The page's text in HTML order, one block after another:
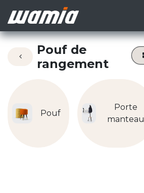
Pouf de
rangement
Pouf
Porte
manteau